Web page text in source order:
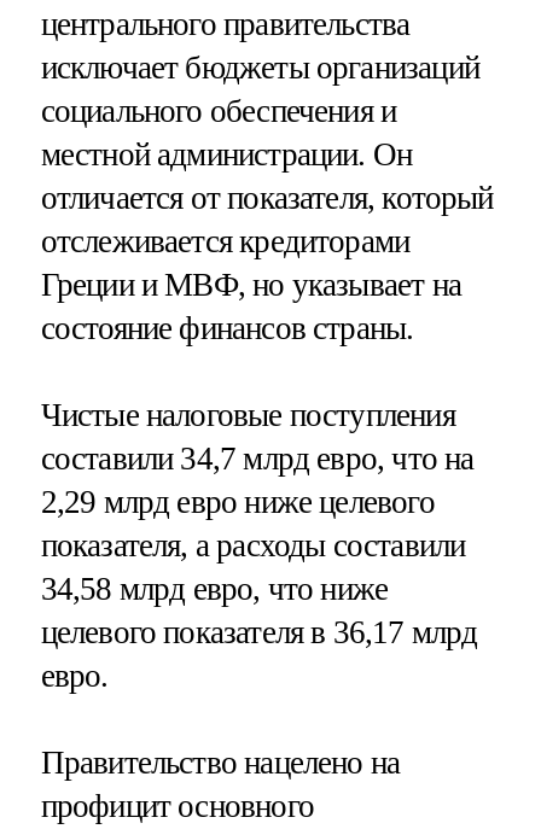
центрального правительства
исключает бюджеты организаций
социального обеспечения и
местной администрации. Он
отличается от показателя, который
отслеживается кредиторами
Греции и МВФ, но указывает на
состояние финансов страны.
Чистые налоговые поступления
составили 34,7 млрд евро, что на
2,29 млрд евро ниже целевого
показателя, а расходы составили
34,58 млрд евро, что ниже
целевого показателя в 36,17 млрд
евро.
Правительство нацелено на
профицит основного